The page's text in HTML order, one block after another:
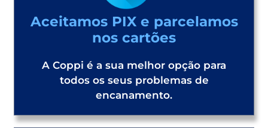
Aceitamos PIX e parcelamos
nos cartões
A Coppi é a sua melhor opção para
todos os seus problemas de
encanamento.